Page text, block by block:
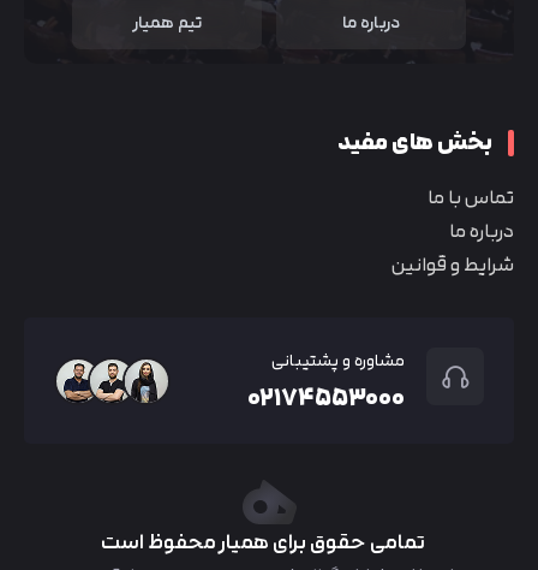
درباره ما تیم همیار
بخش های مفید
تماس با ما
درباره ما
شرایط و قوانین
مشاوره و پشتیبانی
۰۲۱۷۴۵۵۳۰۰۰
تمامی حقوق برای همیار محفوظ است